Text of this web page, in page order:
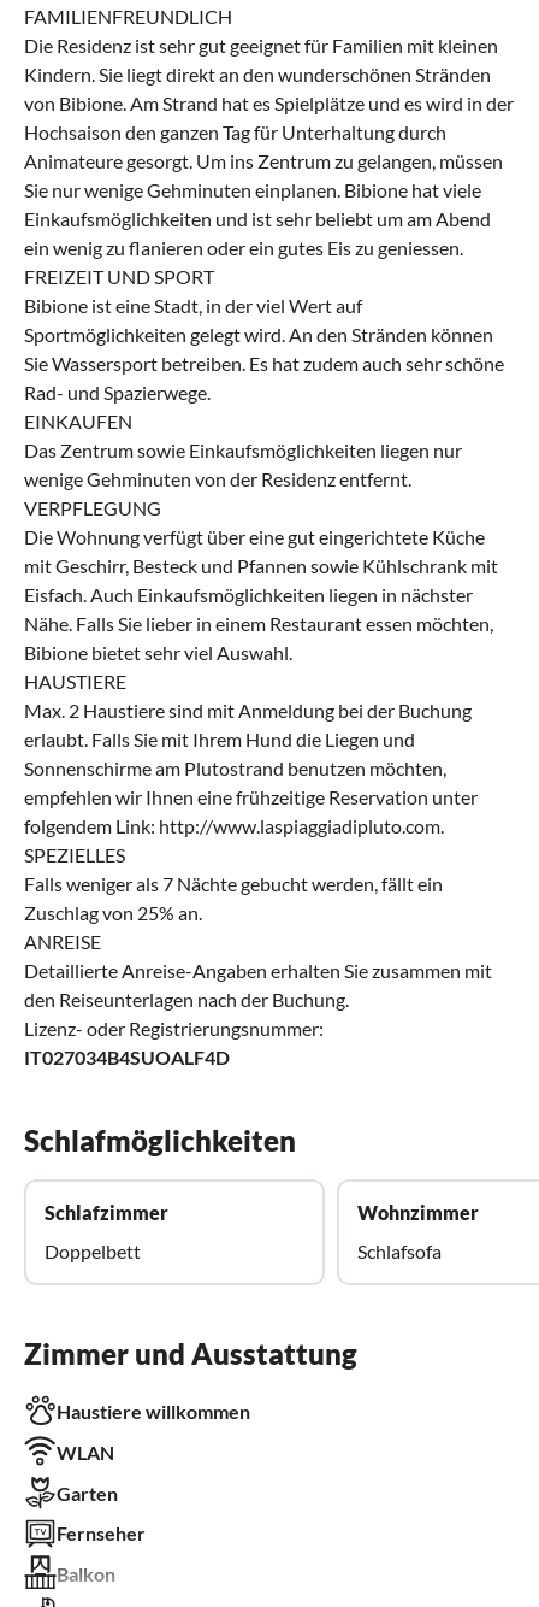
FAMILIENFREUNDLICH
Die Residenz ist sehr gut geeignet für Familien mit kleinen
Kindern. Sie liegt direkt an den wunderschönen Stränden
von Bibione. Am Strand hat es Spielplätze und es wird in der
Hochsaison den ganzen Tag für Unterhaltung durch
Animateure gesorgt. Um ins Zentrum zu gelangen, müssen
Sie nur wenige Gehminuten einplanen. Bibione hat viele
Einkaufsmöglichkeiten und ist sehr beliebt um am Abend
ein wenig zu flanieren oder ein gutes Eis zu geniessen.
FREIZEIT UND SPORT
Bibione ist eine Stadt, in der viel Wert auf
Sportmöglichkeiten gelegt wird. An den Stränden können
Sie Wassersport betreiben. Es hat zudem auch sehr schöne
Rad- und Spazierwege.
EINKAUFEN
Das Zentrum sowie Einkaufsmöglichkeiten liegen nur
wenige Gehminuten von der Residenz entfernt.
VERPFLEGUNG
Die Wohnung verfügt über eine gut eingerichtete Küche
mit Geschirr, Besteck und Pfannen sowie Kühlschrank mit
Eisfach. Auch Einkaufsmöglichkeiten liegen in nächster
Nähe. Falls Sie lieber in einem Restaurant essen möchten,
Bibione bietet sehr viel Auswahl.
HAUSTIERE
Max. 2 Haustiere sind mit Anmeldung bei der Buchung
erlaubt. Falls Sie mit Ihrem Hund die Liegen und
Sonnenschirme am Plutostrand benutzen möchten,
empfehlen wir Ihnen eine frühzeitige Reservation unter
folgendem Link: http://www.laspiaggiadipluto.com.
SPEZIELLES
Falls weniger als 7 Nächte gebucht werden, fällt ein
Zuschlag von 25% an.
ANREISE
Detaillierte Anreise-Angaben erhalten Sie zusammen mit
den Reiseunterlagen nach der Buchung.
Lizenz- oder Registrierungsnummer:
IT027034B4SUOALF4D
Schlafmöglichkeiten
Schlafzimmer
Doppelbett
Wohnzimmer
Schlafsofa
Zimmer und Ausstattung
Haustiere willkommen
WLAN
Garten
Fernseher
Balkon